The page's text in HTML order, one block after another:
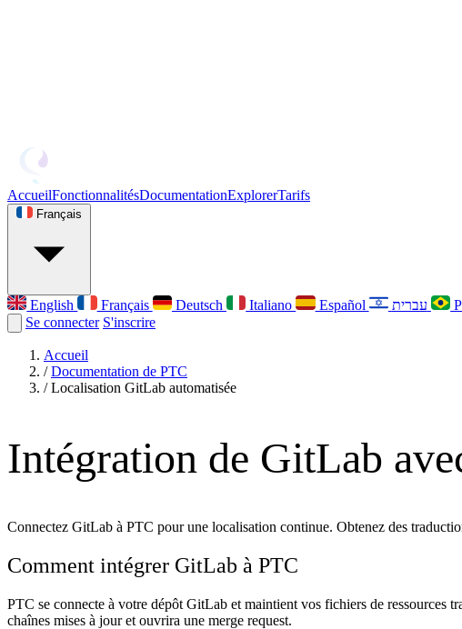
AccueilFonctionnalitésDocumentationExplorerTarifs
Français
English Français Deutsch Italiano Español
Se connecter S'inscrire
Accueil
/ Documentation de PTC
/ Localisation GitLab automatisée
Intégration de GitLab
Connectez GitLab à PTC pour une localisation continue. Obtenez des
Comment intégrer GitLab à PTC
PTC se connecte à votre dépôt GitLab et maintient vos fichiers de ressources
chaînes mises à jour et ouvrira une merge request.